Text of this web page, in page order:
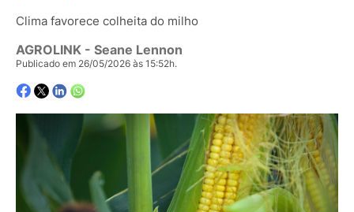
Clima favorece colheita do milho
AGROLINK - Seane Lennon
Publicado em 26/05/2026 às 15:52h.